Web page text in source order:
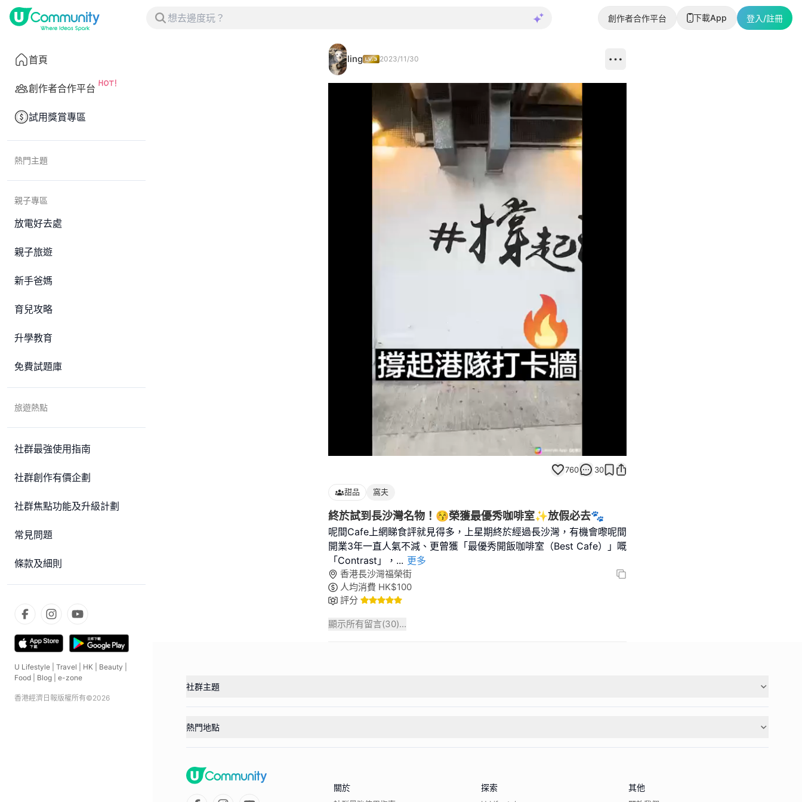
創作者合作平台 下載App 登入/註冊
首頁
創作者合作平台
試用獎賞專區
熱門主題
親子專區
放電好去處
親子旅遊
新手爸媽
育兒攻略
升學教育
免費試題庫
旅遊熱點
社群最強使用指南
社群創作有價企劃
社群焦點功能及升級計劃
常見問題
條款及細則
U Lifestyle Travel HK Beauty
Food
Blog e-zone
香港經濟日報版權所有©2026
ling 2023/11/30
100.00%
760 30
甜品 窩夫
終於試到長沙灣名物！😚榮獲最優秀咖啡室✨放假必去🐾
呢間Cafe上網睇食評就見得多，上星期終於經過長沙灣，有機會嚟呢間
開業3年一直人氣不減、更曾獲「最優秀開飯咖啡室（Best Cafe）」嘅
「Contrast」， ... 更多
香港長沙灣福榮街
人均消費 HK$100
評分
顯示所有留言(30)...
社群主題
熱門地點
關於 探索 其他